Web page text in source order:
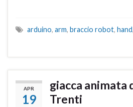
arduino, arm, braccio robot, hand,
APR
19
giacca animata
Trenti